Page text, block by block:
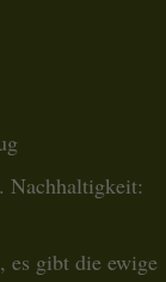
Nachhaltigkeit:
es gibt die ewige